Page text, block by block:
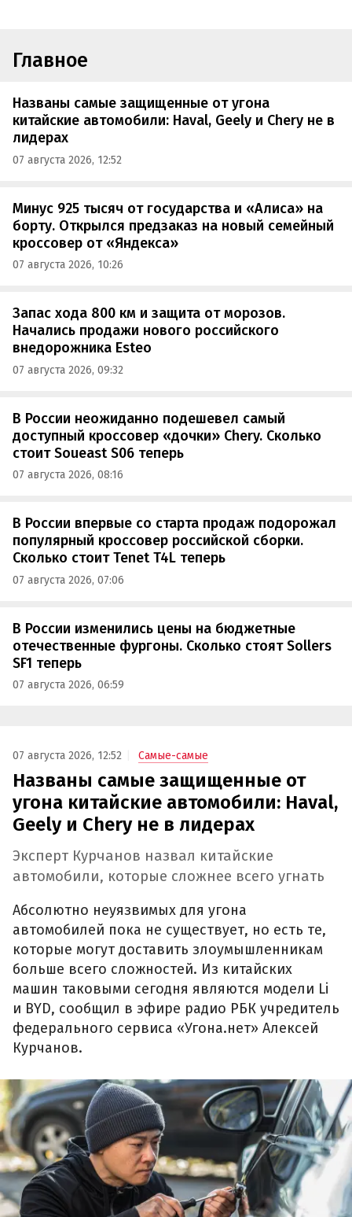
Главное
Названы самые защищенные от угона
китайские автомобили: Haval, Geely и Chery не в
лидерах
07 августа 2026, 12:52
Минус 925 тысяч от государства и «Алиса» на
борту. Открылся предзаказ на новый семейный
кроссовер от «Яндекса»
07 августа 2026, 10:26
Запас хода 800 км и защита от морозов.
Начались продажи нового российского
внедорожника Esteo
07 августа 2026, 09:32
В России неожиданно подешевел самый
доступный кроссовер «дочки» Chery. Сколько
стоит Soueast S06 теперь
07 августа 2026, 08:16
В России впервые со старта продаж подорожал
популярный кроссовер российской сборки.
Сколько стоит Tenet T4L теперь
07 августа 2026, 07:06
В России изменились цены на бюджетные
отечественные фургоны. Сколько стоят Sollers
SF1 теперь
07 августа 2026, 06:59
07 августа 2026, 12:52 Самые-самые
Названы самые защищенные от
угона китайские автомобили: Haval,
Geely и Chery не в лидерах
Эксперт Курчанов назвал китайские
автомобили, которые сложнее всего угнать
Абсолютно неуязвимых для угона
автомобилей пока не существует, но есть те,
которые могут доставить злоумышленникам
больше всего сложностей. Из китайских
машин таковыми сегодня являются модели Li
и BYD, сообщил в эфире радио РБК учредитель
федерального сервиса «Угона.нет» Алексей
Курчанов.